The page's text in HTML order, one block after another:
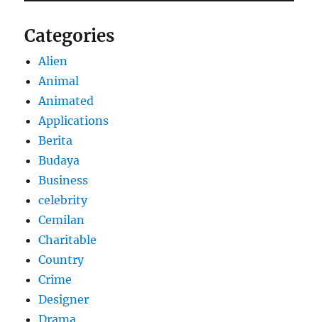
Categories
Alien
Animal
Animated
Applications
Berita
Budaya
Business
celebrity
Cemilan
Charitable
Country
Crime
Designer
Drama